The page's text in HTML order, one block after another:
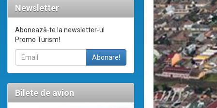
Newsletter
Abonează-te la newsletter-ul
Promo Turism!
Bilete de avion